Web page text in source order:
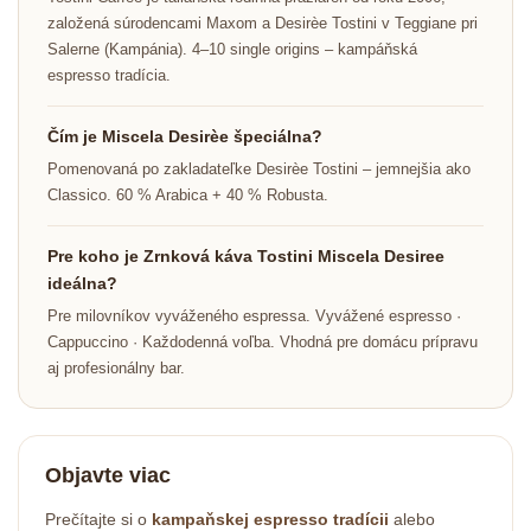
založená súrodencami Maxom a Desirèe Tostini v Teggiane pri
Salerne (Kampánia). 4–10 single origins – kampáňská
espresso tradícia.
Čím je Miscela Desirèe špeciálna?
Pomenovaná po zakladateľke Desirèe Tostini – jemnejšia ako
Classico. 60 % Arabica + 40 % Robusta.
Pre koho je Zrnková káva Tostini Miscela Desiree
ideálna?
Pre milovníkov vyváženého espressa. Vyvážené espresso ·
Cappuccino · Každodenná voľba. Vhodná pre domácu prípravu
aj profesionálny bar.
Objavte viac
Prečítajte si o kampaňskej espresso tradícii alebo